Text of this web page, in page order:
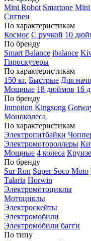
Mini Robot Smartone Mini
Сигвеи
По характеристикам
Космос С ручкой 10
По бренду
Smart Balance ibalance
Гироскутеры
По характеристикам
150 кг. Быстрые Для
Мощные 18 дюймов 16
По бренду
Inmotion Kingsong
Моноколеса
По характеристикам
Электропитбайки
Электромотороллеры
Мощные 4 колеса
По бренду
Sur Ron Super Soco Moto
Talaria Horwin
Электромотоциклы
Мотоциклы
Электроскейты
Электромобили
Электромобили багги
По типу